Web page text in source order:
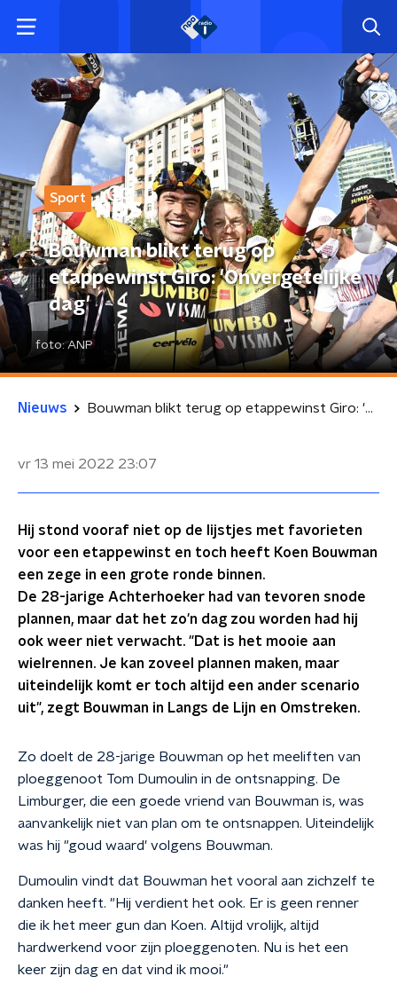
Sport
Bouwman blikt terug op
etappewinst Giro: 'Onvergetelijke
dag'
foto:ANP
Nieuws Bouwman blikt terug op etappewinst Giro: 'Onvergetelijke dag'
vr 13 mei 2022 23:07
Hij stond vooraf niet op de lijstjes met favorieten
voor een etappewinst en toch heeft Koen Bouwman
een zege in een grote ronde binnen.
De 28-jarige Achterhoeker had van tevoren snode
plannen, maar dat het zo'n dag zou worden had hij
ook weer niet verwacht. "Dat is het mooie aan
wielrennen. Je kan zoveel plannen maken, maar
uiteindelijk komt er toch altijd een ander scenario
uit", zegt Bouwman in Langs de Lijn en Omstreken.
Zo doelt de 28-jarige Bouwman op het meeliften van
ploeggenoot Tom Dumoulin in de ontsnapping. De
Limburger, die een goede vriend van Bouwman is, was
aanvankelijk niet van plan om te ontsnappen. Uiteindelijk
was hij "goud waard' volgens Bouwman.
Dumoulin vindt dat Bouwman het vooral aan zichzelf te
danken heeft. "Hij verdient het ook. Er is geen renner
die ik het meer gun dan Koen. Altijd vrolijk, altijd
hardwerkend voor zijn ploeggenoten. Nu is het een
keer zijn dag en dat vind ik mooi."